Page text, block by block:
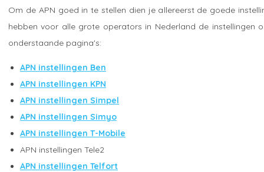
Om de APN goed in te stellen dien je allereerst de goede
hebben voor alle grote operators in Nederland de instellingen
onderstaande pagina's:
APN instellingen Ben
APN instellingen KPN
APN instellingen Simpel
APN instellingen Simyo
APN instellingen T-Mobile
APN instellingen Tele2
APN instellingen Telfort